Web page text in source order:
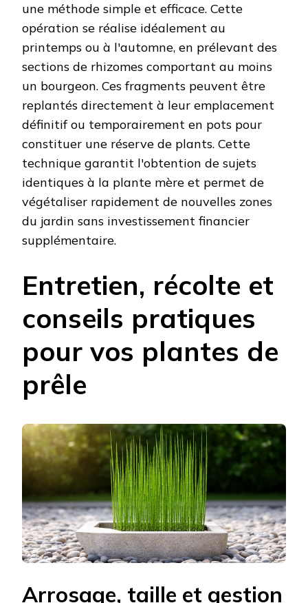
une méthode simple et efficace. Cette
opération se réalise idéalement au
printemps ou à l'automne, en prélevant des
sections de rhizomes comportant au moins
un bourgeon. Ces fragments peuvent être
replantés directement à leur emplacement
définitif ou temporairement en pots pour
constituer une réserve de plants. Cette
technique garantit l'obtention de sujets
identiques à la plante mère et permet de
végétaliser rapidement de nouvelles zones
du jardin sans investissement financier
supplémentaire.
Entretien, récolte et
conseils pratiques
pour vos plantes de
prêle
Arrosage, taille et gestion